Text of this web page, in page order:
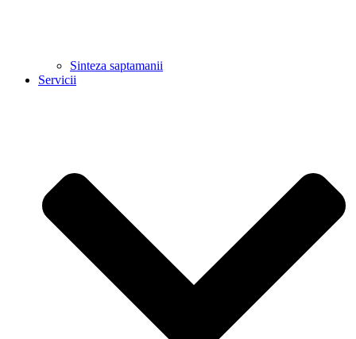
Sinteza saptamanii
Servicii